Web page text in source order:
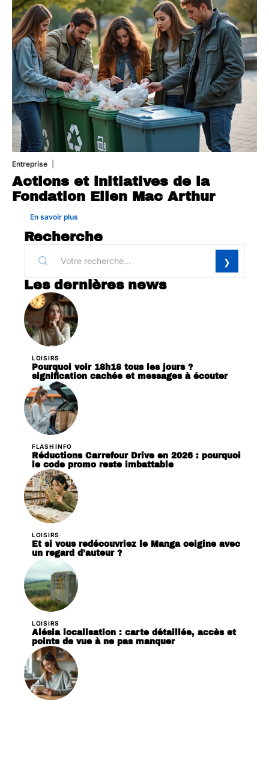
Entreprise
Actions et initiatives de la
Fondation Ellen Mac Arthur
En savoir plus
Recherche
Les dernières news
LOISIRS
Pourquoi voir 18h18 tous les jours ?
signification cachée et messages à écouter
FLASH INFO
Réductions Carrefour Drive en 2026 : pourquoi
le code promo reste imbattable
LOISIRS
Et si vous redécouvriez le Manga oeigine avec
un regard d’auteur ?
LOISIRS
Alésia localisation : carte détaillée, accès et
points de vue à ne pas manquer